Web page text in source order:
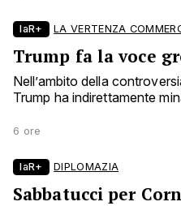
laR+ LA VERTENZA
Trump fa la voce
Nell’ambito della
Trump ha indirettamente
6 ore
laR+ DIPLOMAZIA
Sabbatucci per